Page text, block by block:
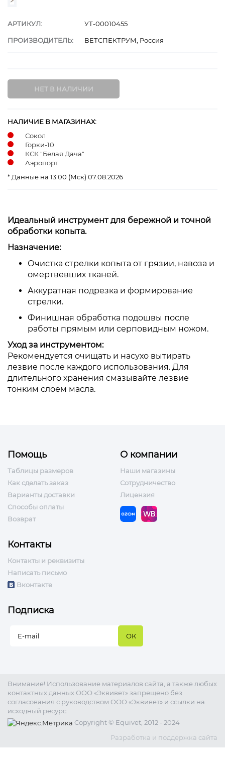
АРТИКУЛ: УТ-00010455
ПРОИЗВОДИТЕЛЬ: ВЕТСПЕКТРУМ, Россия
НАЛИЧИЕ В МАГАЗИНАХ:
Сокол
Горки-10
КСК "Белая Дача"
Аэропорт
* Данные на 13:00 (Мск) 07.08.2026
Идеальный инструмент для бережной и точной
обработки копыта.
Назначение:
Очистка стрелки копыта от грязии, навоза и
омертвевших тканей.
Аккуратная подрезка и формирование
стрелки.
Финишная обработка подошвы после
работы прямым или серповидным ножом.
Уход за инструментом:
Рекомендуется очищать и насухо вытирать
лезвие после каждого использования. Для
длительного хранения смазывайте лезвие
тонким слоем масла.
Помощь
Таблицы размеров
Как сделать заказ
Варианты доставки
Способы оплаты
Возврат
О компании
Наши магазины
Сотрудничество
Лицензия
Контакты
Контакты и реквизиты
Написать письмо
Вконтакте
Подписка
Внимание! Использование материалов сайта, а также любых
контактных данных ООО «Эквивет» запрещено без
согласования с руководством ООО «Эквивет» и ссылки на
исходный ресурс.
Copyright © Equivet, 2012 - 2024
Разработка и поддержка сайта